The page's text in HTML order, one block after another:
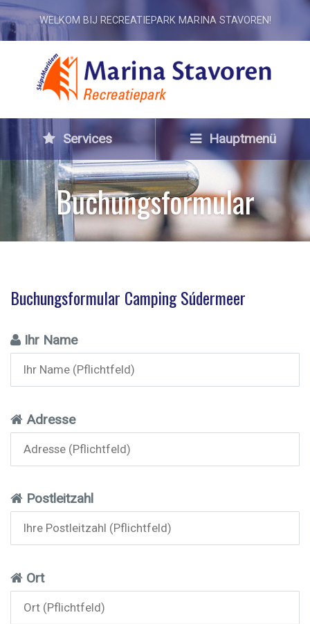
WELKOM BIJ RECREATIEPARK MARINA STAVOREN!
Services Hauptmenü
Buchungsformular
Buchungsformular Camping Súdermeer
Ihr Name
Adresse
Postleitzahl
Ort